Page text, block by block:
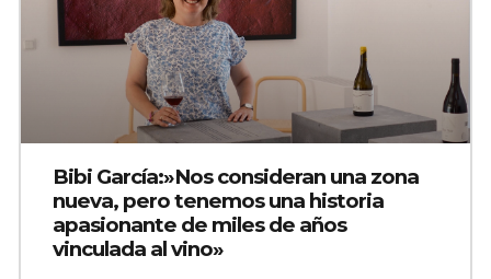
Bibi García:»Nos consideran una zona
nueva, pero tenemos una historia
apasionante de miles de años
vinculada al vino»